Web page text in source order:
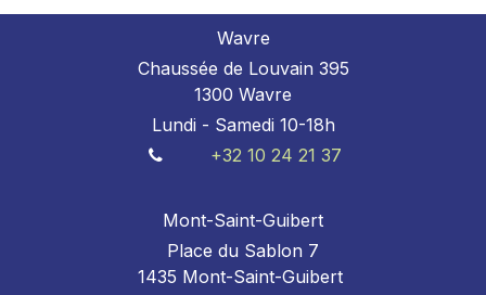
Wavre
Chaussée de Louvain 395
1300 Wavre
Lundi - Samedi 10-18h
+32 10 24 21 37
Mont-Saint-Guibert
Place du Sablon 7
1435 Mont-Saint-Guibert